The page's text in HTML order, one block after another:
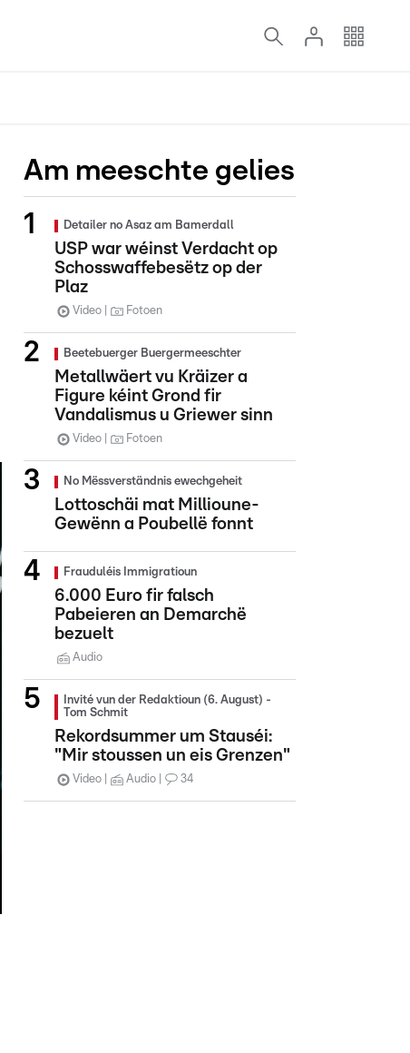
Am meeschte gelies
Detailer no Asaz am Bamerdall
USP war wéinst Verdacht op
Schosswaffebesëtz op der
Plaz
Video Fotoen
Beetebuerger Buergermeeschter
Metallwäert vu Kräizer a
Figure kéint Grond fir
Vandalismus u Griewer sinn
Video Fotoen
No Mëssverständnis ewechgeheit
Lottoschäi mat Millioune-
Gewënn a Poubellë fonnt
Frauduléis Immigratioun
6.000 Euro fir falsch
Pabeieren an Demarchë
bezuelt
Audio
Invité vun der Redaktioun (6. August) -
Tom Schmit
Rekordsummer um Stauséi:
"Mir stoussen un eis Grenzen"
Video Audio 34